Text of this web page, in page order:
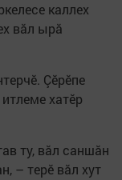
каллех
вăл ырă
Çӗрӗпе
хатӗр
ту, вăл саншăн
– терӗ вăл хут